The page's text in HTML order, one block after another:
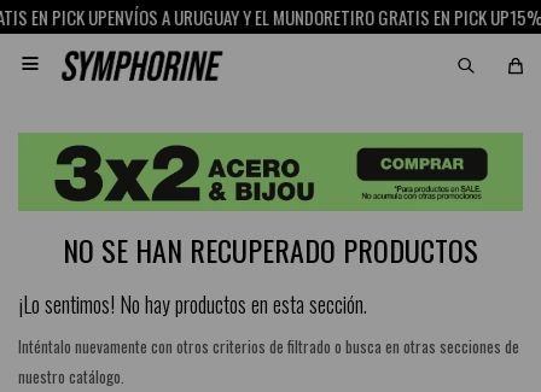
EN PICK UPENVÍOS A URUGUAY Y EL MUNDORETIRO GRATIS EN PICK UP15%

NO SE HAN RECUPERADO PRODUCTOS
¡Lo sentimos! No hay productos en esta sección.
Inténtalo nuevamente con otros criterios de filtrado o busca en otras secciones de
nuestro catálogo.